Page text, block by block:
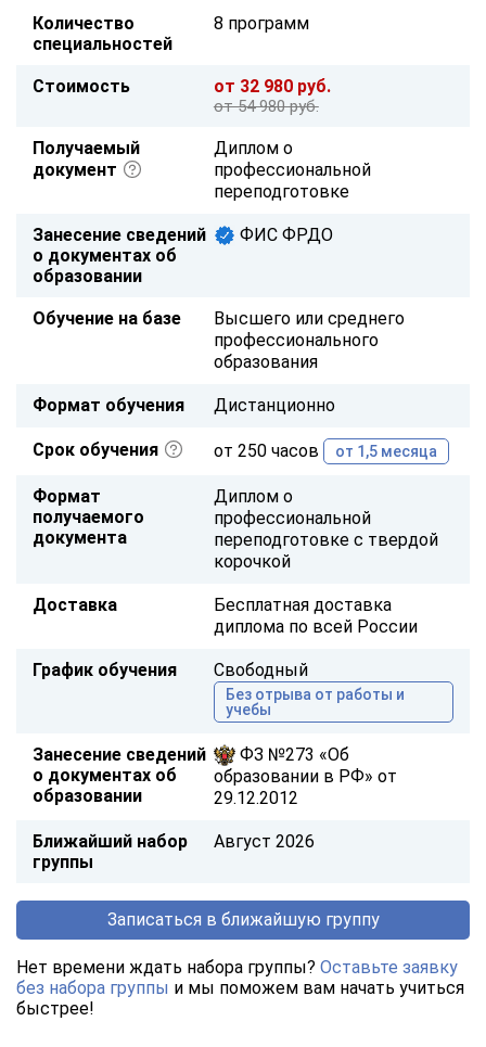
Количество
специальностей
8 программ
Стоимость от 32 980 руб.
от 54 980 руб.
Получаемый
документ
Диплом о
профессиональной
переподготовке
Занесение сведений
о документах об
образовании
ФИС ФРДО
Обучение на базе
Высшего или среднего
профессионального
образования
Формат обучения Дистанционно
Срок обучения от 250 часов от 1,5 месяца
Формат
получаемого
документа
Диплом о
профессиональной
переподготовке с твердой
корочкой
Доставка
Бесплатная доставка
диплома по всей России
График обучения Свободный
Без отрыва от работы и
учебы
Занесение сведений
о документах об
образовании
ФЗ №273 «Об
образовании в РФ» от
29.12.2012
Ближайший набор
группы
Август 2026
Записаться в ближайшую группу
Нет времени ждать набора группы? Оставьте заявку
без набора группы и мы поможем вам начать учиться
быстрее!